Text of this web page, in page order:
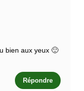
bien aux yeux 🙂
Répondre